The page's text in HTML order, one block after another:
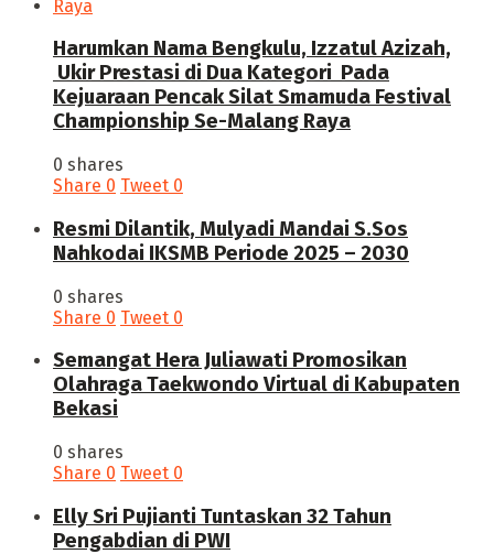
Harumkan Nama Bengkulu, Izzatul Azizah,
Ukir Prestasi di Dua Kategori Pada
Kejuaraan Pencak Silat Smamuda Festival
Championship Se-Malang Raya
0 shares
Share 0 Tweet 0
Resmi Dilantik, Mulyadi Mandai S.Sos
Nahkodai IKSMB Periode 2025 – 2030
0 shares
Share 0 Tweet 0
Semangat Hera Juliawati Promosikan
Olahraga Taekwondo Virtual di Kabupaten
Bekasi
0 shares
Share 0 Tweet 0
Elly Sri Pujianti Tuntaskan 32 Tahun
Pengabdian di PWI